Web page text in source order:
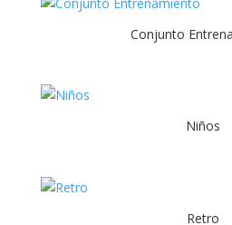
Conjunto
Niños
Retro